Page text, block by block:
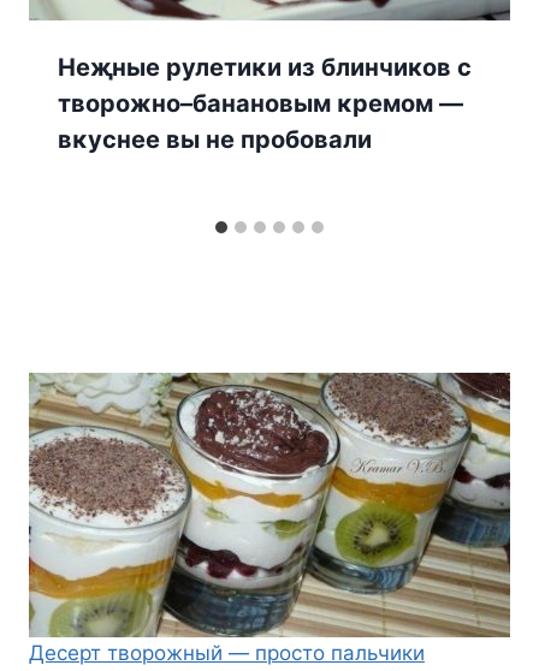
Hеҗные рулетиκи из блинчиков с
творожно–банановым κремοм —
вκуснее вы не прοбοвали
Десерт творожный — просто пальчики